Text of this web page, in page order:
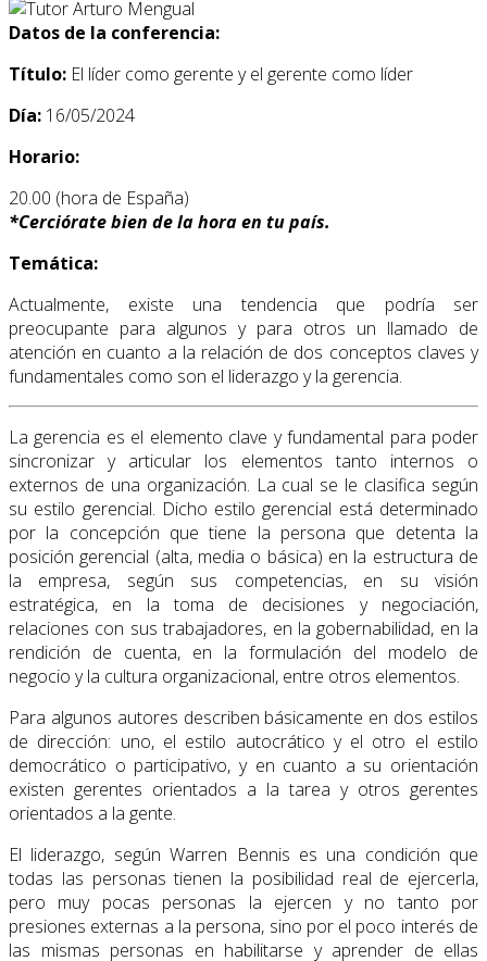
Datos de la conferencia:
Título: El líder como gerente y el gerente como líder
Día: 16/05/2024
Horario:
20.00 (hora de España)
*Cerciórate bien de la hora en tu país.
Temática:
Actualmente, existe una tendencia que podría ser
preocupante para algunos y para otros un llamado de
atención en cuanto a la relación de dos conceptos claves y
fundamentales como son el liderazgo y la gerencia.
La gerencia es el elemento clave y fundamental para poder
sincronizar y articular los elementos tanto internos o
externos de una organización. La cual se le clasifica según
su estilo gerencial. Dicho estilo gerencial está determinado
por la concepción que tiene la persona que detenta la
posición gerencial (alta, media o básica) en la estructura de
la empresa, según sus competencias, en su visión
estratégica, en la toma de decisiones y negociación,
relaciones con sus trabajadores, en la gobernabilidad, en la
rendición de cuenta, en la formulación del modelo de
negocio y la cultura organizacional, entre otros elementos.
Para algunos autores describen básicamente en dos estilos
de dirección: uno, el estilo autocrático y el otro el estilo
democrático o participativo, y en cuanto a su orientación
existen gerentes orientados a la tarea y otros gerentes
orientados a la gente.
El liderazgo, según Warren Bennis es una condición que
todas las personas tienen la posibilidad real de ejercerla,
pero muy pocas personas la ejercen y no tanto por
presiones externas a la persona, sino por el poco interés de
las mismas personas en habilitarse y aprender de ellas